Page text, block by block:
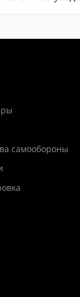
самообороны